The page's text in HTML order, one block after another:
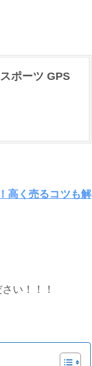
ポーツ GPS
高く売るコツも解
い！！！